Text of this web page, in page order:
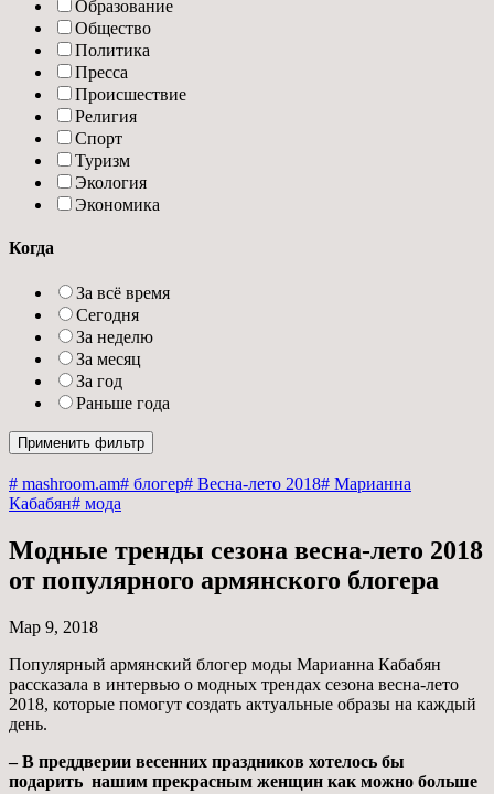
Образование
Общество
Политика
Пресса
Происшествие
Религия
Спорт
Туризм
Экология
Экономика
Когда
За всё время
Сегодня
За неделю
За месяц
За год
Раньше года
# mashroom.am# блогер# Весна-лето 2018# Марианна
Кабабян# мода
Модные тренды сезона весна-лето 2018
от популярного армянского блогера
Мар 9, 2018
Популярный армянский блогер моды Марианна Кабабян
рассказала в интервью о модных трендах сезона весна-лето
2018, которые помогут создать актуальные образы на каждый
день.
– В преддверии весенних праздников хотелось бы
подарить нашим прекрасным женщин как можно больше